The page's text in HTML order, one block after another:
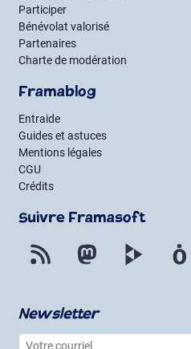
Participer
Bénévolat valorisé
Partenaires
Charte de modération
Framablog
Entraide
Guides et astuces
Mentions légales
CGU
Crédits
Suivre Framasoft
Flux RSS Mastodon PeerTube
Newsletter
Votre courriel